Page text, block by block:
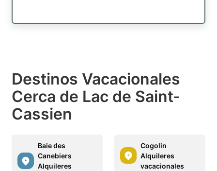
Destinos Vacacionales
Cerca de Lac de Saint-
Cassien
Baie des
Canebiers
Alquileres
Cogolin
Alquileres
vacacionales